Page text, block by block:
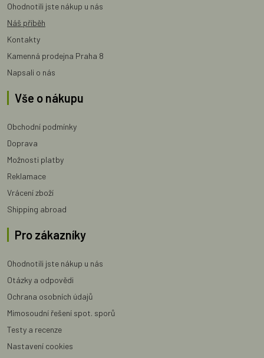
Ohodnotili jste nákup u nás
Náš příběh
Kontakty
Kamenná prodejna Praha 8
Napsali o nás
Vše o nákupu
Obchodní podmínky
Doprava
Možnosti platby
Reklamace
Vrácení zboží
Shipping abroad
Pro zákazníky
Ohodnotili jste nákup u nás
Otázky a odpovědi
Ochrana osobních údajů
Mimosoudní řešení spot. sporů
Testy a recenze
Nastavení cookies